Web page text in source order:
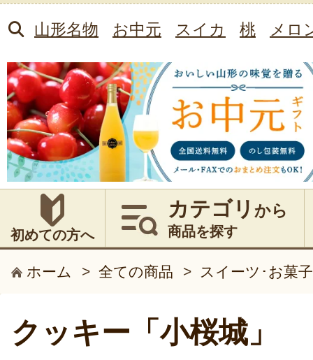
山形名物 お中元 スイカ 桃 メロ
初めての方へ
カテゴリ から
商品を探す
ホーム > 全ての商品 > スイーツ･お菓子
クッキー「小桜城」